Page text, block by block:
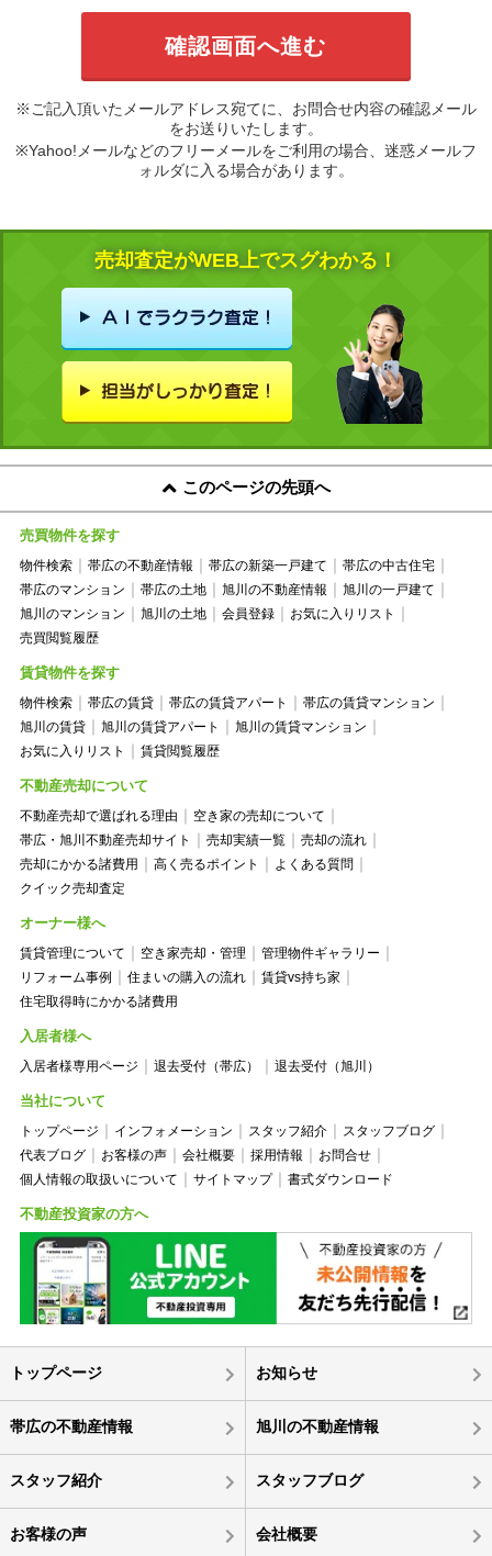
※ご記入頂いたメールアドレス宛てに、お問合せ内容の確認メール
をお送りいたします。
※Yahoo!メールなどのフリーメールをご利用の場合、迷惑メールフ
ォルダに入る場合があります。
売却査定がWEB上でスグわかる！
このページの先頭へ
売買物件を探す
物件検索 帯広の不動産情報 帯広の新築一戸建て
帯広の中古住宅
帯広のマンション
帯広の土地 旭川の不動産情報
旭川の一戸建て
旭川のマンション
旭川の土地 会員登録
お気に入りリスト
売買閲覧履歴
賃貸物件を探す
物件検索 帯広の賃貸 帯広の賃貸アパート
帯広の賃貸マンション
旭川の賃貸
旭川の賃貸アパート
旭川の賃貸マンション
お気に入りリスト
賃貸閲覧履歴
不動産売却について
不動産売却で選ばれる理由
空き家の売却について
帯広・旭川不動産売却サイト
売却実績一覧
売却の流れ
売却にかかる諸費用
高く売るポイント
よくある質問
クイック売却査定
オーナー様へ
賃貸管理について 空き家売却・管理
管理物件ギャラリー
リフォーム事例
住まいの購入の流れ
賃貸vs持ち家
住宅取得時にかかる諸費用
入居者様へ
入居者様専用ページ 退去受付（帯広） 退去受付（旭川）
当社について
トップページ インフォメーション スタッフ紹介
スタッフブログ
代表ブログ
お客様の声 会社概要 採用情報
お問合せ
個人情報の取扱いについて
サイトマップ 書式ダウンロード
不動産投資家の方へ
トップページ お知らせ
帯広の不動産情報 旭川の不動産情報
スタッフ紹介 スタッフブログ
お客様の声 会社概要